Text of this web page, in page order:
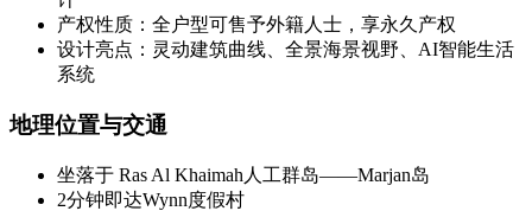
产权性质：全户型可售予外籍人士，享永久产权
设计亮点：灵动建筑曲线、全景海景视野、AI智能生活
系统
地理位置与交通
坐落于 Ras Al Khaimah人工群岛——Marjan岛
2分钟即达Wynn度假村